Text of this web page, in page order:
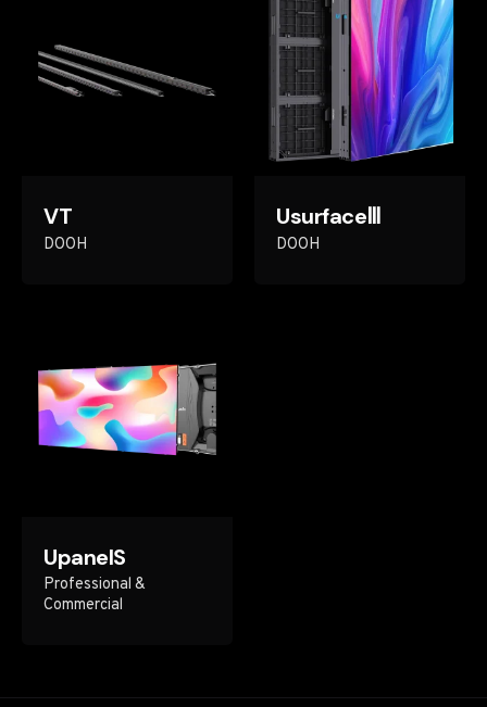
Your review
Email*
Submit Review
VT
DOOH
UsurfaceⅢ
DOOH
UpanelS
Professional &
Commercial